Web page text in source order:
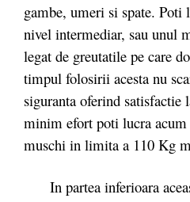
gambe, umeri si spate. Poti
nivel intermediar, sau unul
legat de greutatile pe care
timpul folosirii acesta nu
siguranta oferind satisfactie
minim efort poti lucra acum
muschi in limita a 110 Kg
In partea inferioara